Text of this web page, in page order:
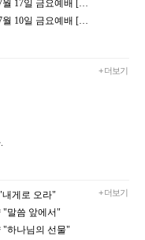
+ 더보기
+ 더보기
내게로 오라"
"말씀 앞에서"
"하나님의 선물"